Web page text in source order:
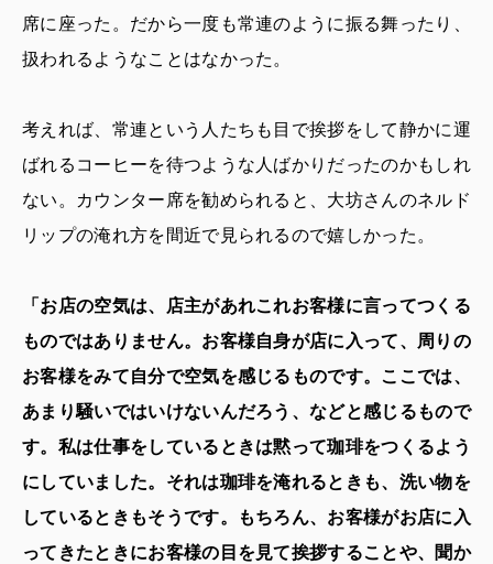
席に座った。だから一度も常連のように振る舞ったり、
扱われるようなことはなかった。
考えれば、常連という人たちも目で挨拶をして静かに運
ばれるコーヒーを待つような人ばかりだったのかもしれ
ない。カウンター席を勧められると、大坊さんのネルド
リップの淹れ方を間近で見られるので嬉しかった。
「お店の空気は、店主があれこれお客様に言ってつくる
ものではありません。お客様自身が店に入って、周りの
お客様をみて自分で空気を感じるものです。ここでは、
あまり騒いではいけないんだろう、などと感じるもので
す。私は仕事をしているときは黙って珈琲をつくるよう
にしていました。それは珈琲を淹れるときも、洗い物を
しているときもそうです。もちろん、お客様がお店に入
ってきたときにお客様の目を見て挨拶することや、聞か